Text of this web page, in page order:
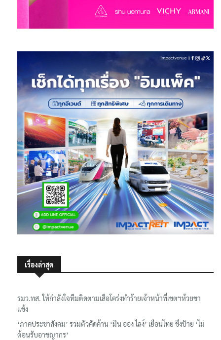
เรื่องล่าสุด
รมว.ทส. ให้กำลังใจทีมติดตามเสือโคร่งทำร้ายเจ้าหน้าที่เขตฯห้วยขา
แข้ง
‘ภาคประชาสังคม’ รวมตัวคัดค้าน ‘มิน ออง ไลง์’ เยือนไทย ขึงป้าย ‘ไม่
ต้อนรับอาชญากร’